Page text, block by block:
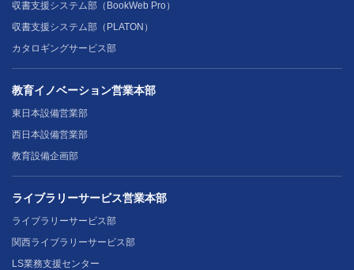
収書支援システム部（BookWeb Pro）
収書支援システム部（PLATON）
カタロギングサービス部
教育イノベーション営業本部
東日本設備営業部
西日本設備営業部
教育設備企画部
ライブラリーサービス営業本部
ライブラリーサービス部
関西ライブラリーサービス部
LS業務支援センター